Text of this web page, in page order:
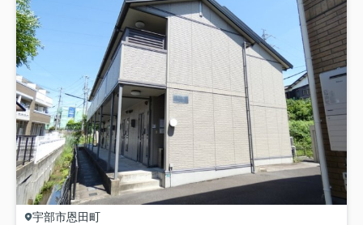
宇部市恩田町